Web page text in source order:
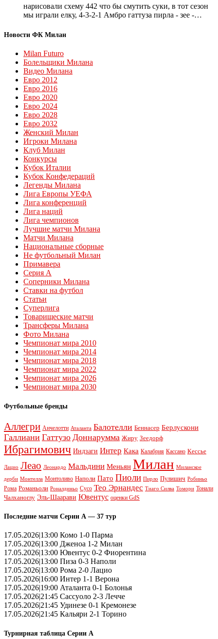
нарисовали схему 442 что бы смутить суки, в тот сезон
мы играли елку, 4-3-2-1 Амбро гаттуза пирла - зее -…
Новости ФК Милан
Milan Futuro
Болельщики Милана
Видео Милана
Евро 2012
Евро 2016
Евро 2020
Евро 2024
Евро 2028
Евро 2032
Женский Милан
Игроки Милана
Клуб Милан
Конкурсы
Кубок Италии
Кубок Конфедераций
Легенды Милана
Лига Европы УЕФА
Лига конференций
Лига наций
Лига чемпионов
Лучшие матчи Милана
Матчи Милана
Национальные сборные
Не футбольный Милан
Примавера
Серия А
Соперники Милана
Ставки на футбол
Статьи
Суперлига
Товарищеские матчи
Трансферы Милана
Фото Милана
Чемпионат мира 2010
Чемпионат мира 2014
Чемпионат мира 2018
Чемпионат мира 2022
Чемпионат мира 2026
Чемпионат мира 2030
Футбольные бренды
Аллегри Анчелотти Аталанта Балотелли Беннасер Берлускони
Галлиани Гаттузо Доннарумма Жиру Зеедорф
Ибрагимович Индзаги Интер Кака Калабрия Кассано Кессье
Лацио Леао Леонардо Мальдини Меньян Милан Миланское
дерби Монтелла Монтоливо Наполи Пато Пиоли Пирло Пулишич Робиньо
Рома Романьоли Роналдиньо Сусо Тео Эрнандес Тиаго Силва Томори Тонали
Чалханоглу Эль-Шаарави Ювентус оценки GdS
Последние матчи Серии А — 37 тур
17.05.2026|13:00 Комо 1-0 Парма
17.05.2026|13:00 Дженоа 1-2 Милан
17.05.2026|13:00 Ювентус 0-2 Фиорентина
17.05.2026|13:00 Пиза 0-3 Наполи
17.05.2026|13:00 Рома 2-0 Лацио
17.05.2026|16:00 Интер 1-1 Верона
17.05.2026|19:00 Аталанта 0-1 Болонья
17.05.2026|21:45 Сассуоло 2-3 Лечче
17.05.2026|21:45 Удинезе 0-1 Кремонезе
17.05.2026|21:45 Кальяри 2-1 Торино
Турнирная таблица Серии А